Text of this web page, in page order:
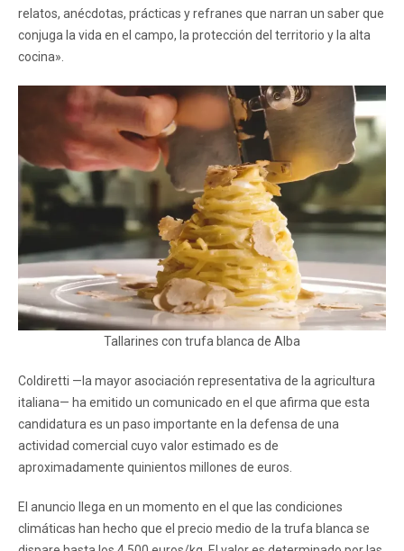
relatos, anécdotas, prácticas y refranes que narran un saber que
conjuga la vida en el campo, la protección del territorio y la alta
cocina».
Tallarines con trufa blanca de Alba
Coldiretti —la mayor asociación representativa de la agricultura
italiana— ha emitido un comunicado en el que afirma que esta
candidatura es un paso importante en la defensa de una
actividad comercial cuyo valor estimado es de
aproximadamente quinientos millones de euros.
El anuncio llega en un momento en el que las condiciones
climáticas han hecho que el precio medio de la trufa blanca se